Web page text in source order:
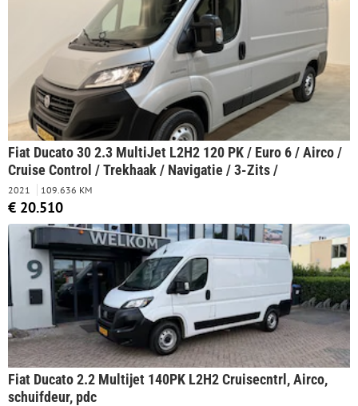
Fiat Ducato 30 2.3 MultiJet L2H2 120 PK / Euro 6 / Airco /
Cruise Control / Trekhaak / Navigatie / 3-Zits /
2021 109.636 KM
€ 20.510
Fiat Ducato 2.2 Multijet 140PK L2H2 Cruisecntrl, Airco,
schuifdeur, pdc